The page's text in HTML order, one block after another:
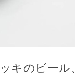
キのビー